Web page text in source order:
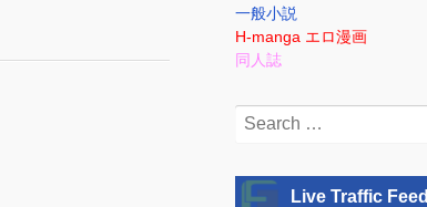
o
一般小説
H-manga エロ漫画
同人誌
Search
Live Traffic Feed